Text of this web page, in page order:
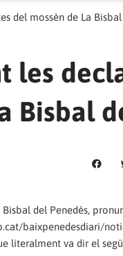
del mossèn de La
les
Bisbal
del Penedès,
baixpenedesdiari/
literalment va dir el